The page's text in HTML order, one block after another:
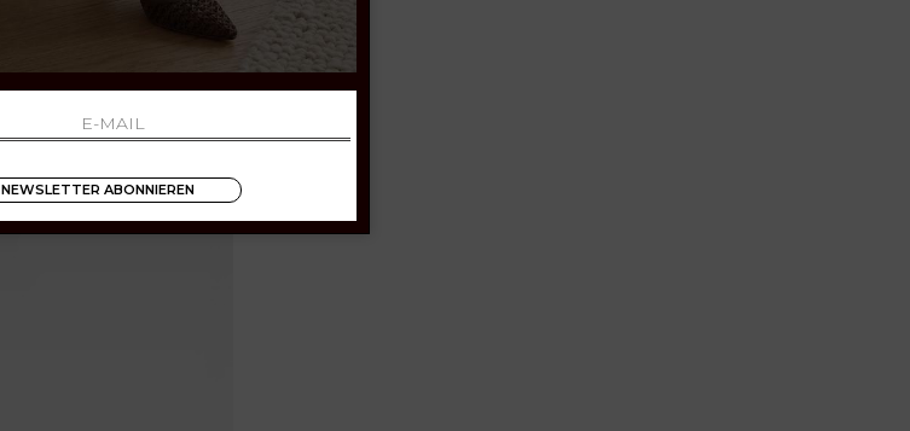
NEWSLETTER ABONNIEREN